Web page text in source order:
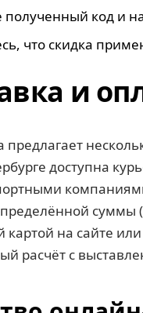
полученный код и
что скидка
и
предлагает
доступна
суммы
картой на сайте
расчёт с